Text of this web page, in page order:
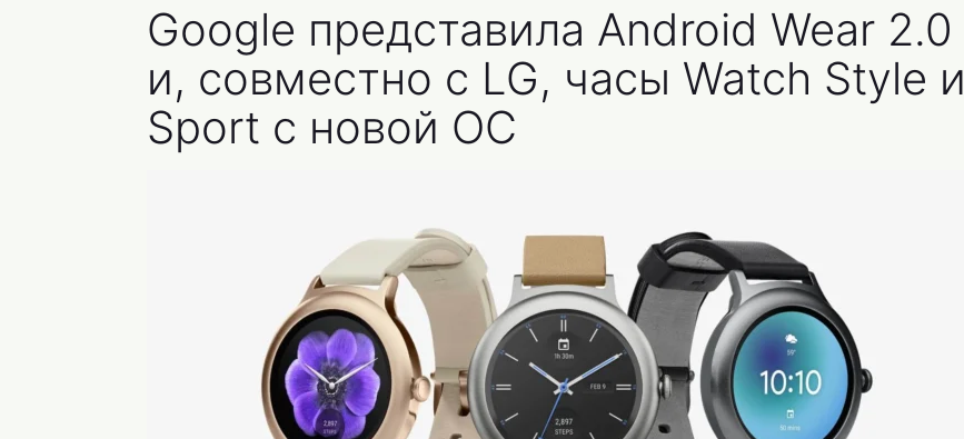
Google представила Android Wear 2.0
и, совместно с LG, часы Watch Style и
Sport с новой ОС